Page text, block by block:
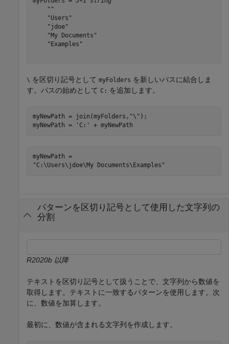
    ""
    "Users"
    "jdoe"
    "My Documents"
    "Examples"
\ を区切り記号として myFolders を新しいパスに結合しま
す。パスの始めとして C: を追加します。
myNewPath = join(myFolders, "\" );
myNewPath =
'C:' + myNewPath
myNewPath =
パターンを区切り記号として使用した文字列の
分割
R2020b 以降
テキストを区切り記号として扱うことで、文字列から数値を
取得します。テキストに一致するパターンを使用します。次
に、数値を加算します。
最初に、数値が含まれる文字列を作成します。